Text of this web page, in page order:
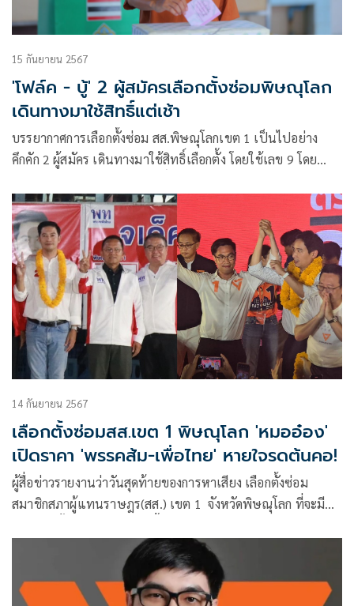
15 กันยายน 2567
'โฟล์ค - บู้' 2 ผู้สมัครเลือกตั้งซ่อมพิษณุโลก
เดินทางมาใช้สิทธิ์แต่เช้า
บรรยากาศการเลือกตั้งซ่อม สส.พิษณุโลกเขต 1 เป็นไปอย่าง
คึกคัก 2 ผู้สมัคร เดินทางมาใช้สิทธิ์เลือกตั้ง โดยใช้เลข 9 โดย
น.ฤกษ์ดีเข้าคูหาลงคะแนน ส่วน บู้ จเด็ศ จันทรา พรรคเพื่อไทย
ใช้ฤกษ์ดี 09.09 น. เข้าคูหาเลือกตั้ง
14 กันยายน 2567
เลือกตั้งซ่อมสส.เขต 1 พิษณุโลก 'หมออ๋อง'
เปิดราคา 'พรรคส้ม-เพื่อไทย' หายใจรดต้นคอ!
ผู้สื่อข่าวรายงานว่าวันสุดท้ายของการหาเสียง เลือกตั้งซ่อม
สมาชิกสภาผู้แทนราษฎร(สส.) เขต 1 จังหวัดพิษณุโลก ที่จะมี